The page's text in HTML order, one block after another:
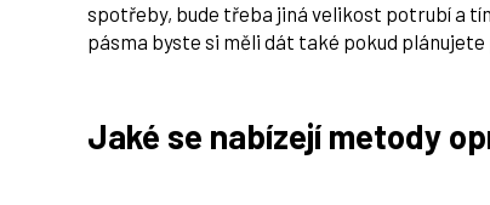
spotřeby, bude třeba jiná velikost potrubí a
pásma byste si měli dát také pokud
Jaké se nabízejí metody